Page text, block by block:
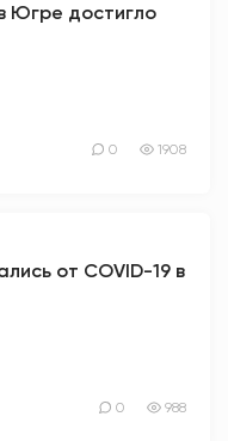
Югре достигло
0 1908
от COVID-19 в
0 988